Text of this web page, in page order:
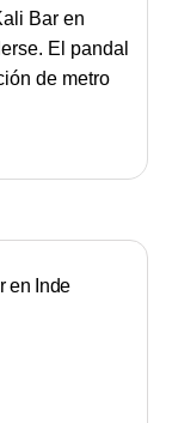
Bar en
El pandal
de metro
en Inde